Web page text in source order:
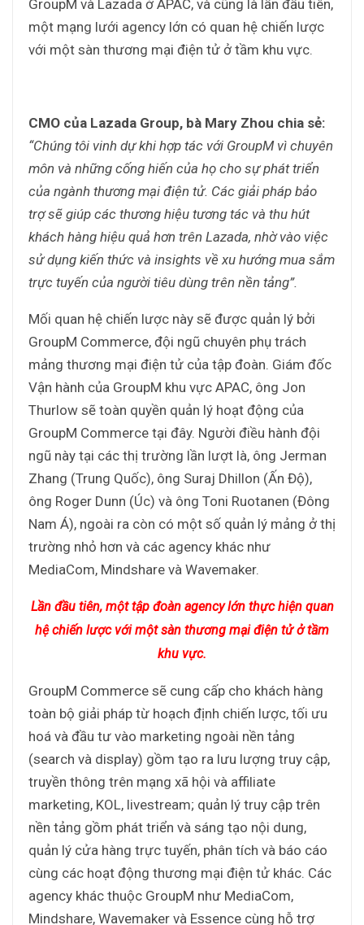
GroupM và Lazada ở APAC, và cũng là lần đầu tiên,
một mạng lưới agency lớn có quan hệ chiến lược
với một sàn thương mại điện tử ở tầm khu vực.
CMO của Lazada Group, bà Mary Zhou chia sẻ:
“Chúng tôi vinh dự khi hợp tác với GroupM vì chuyên
môn và những cống hiến của họ cho sự phát triển
của ngành thương mại điện tử. Các giải pháp bảo
trợ sẽ giúp các thương hiệu tương tác và thu hút
khách hàng hiệu quả hơn trên Lazada, nhờ vào việc
sử dụng kiến thức và insights về xu hướng mua sắm
trực tuyến của người tiêu dùng trên nền tảng”.
Mối quan hệ chiến lược này sẽ được quản lý bởi
GroupM Commerce, đội ngũ chuyên phụ trách
mảng thương mại điện tử của tập đoàn. Giám đốc
Vận hành của GroupM khu vực APAC, ông Jon
Thurlow sẽ toàn quyền quản lý hoạt động của
GroupM Commerce tại đây. Người điều hành đội
ngũ này tại các thị trường lần lượt là, ông Jerman
Zhang (Trung Quốc), ông Suraj Dhillon (Ấn Độ),
ông Roger Dunn (Úc) và ông Toni Ruotanen (Đông
Nam Á), ngoài ra còn có một số quản lý mảng ở thị
trường nhỏ hơn và các agency khác như
MediaCom, Mindshare và Wavemaker.
Lần đầu tiên, một tập đoàn agency lớn thực hiện quan
hệ chiến lược với một sàn thương mại điện tử ở tầm
khu vực.
GroupM Commerce sẽ cung cấp cho khách hàng
toàn bộ giải pháp từ hoạch định chiến lược, tối ưu
hoá và đầu tư vào marketing ngoài nền tảng
(search và display) gồm tạo ra lưu lượng truy cập,
truyền thông trên mạng xã hội và affiliate
marketing, KOL, livestream; quản lý truy cập trên
nền tảng gồm phát triển và sáng tạo nội dung,
quản lý cửa hàng trực tuyến, phân tích và báo cáo
cùng các hoạt động thương mại điện tử khác. Các
agency khác thuộc GroupM như MediaCom,
Mindshare, Wavemaker và Essence cùng hỗ trợ